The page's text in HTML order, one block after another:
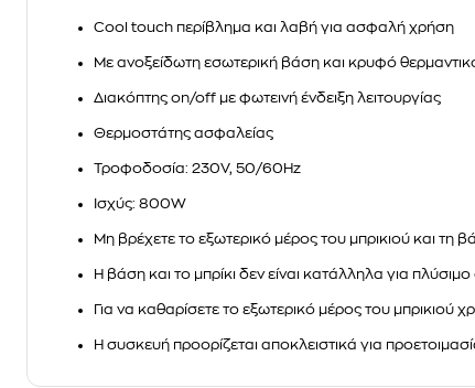
Cool touch περίβλημα και λαβή για ασφαλή χρήση
Με ανοξείδωτη εσωτερική βάση και κρυφό
Διακόπτης on/off με φωτεινή ένδειξη λειτουργίας
Θερμοστάτης ασφαλείας
Τροφοδοσία: 230V, 50/60Hz
Ισχύς: 800W
Μη βρέχετε το εξωτερικό μέρος του μπρικιού και τη
Η βάση και το μπρίκι δεν είναι κατάλληλα για
Για να καθαρίσετε το εξωτερικό μέρος του μπρικιού
Η συσκευή προορίζεται αποκλειστικά για